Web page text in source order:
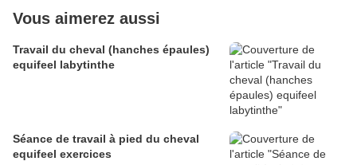
Vous aimerez aussi
Travail du cheval (hanches épaules)
equifeel labytinthe
Séance de travail à pied du cheval
equifeel exercices